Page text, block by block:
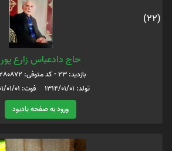
(22)
حاج دادعباس زارع پور
بازدید: 23 - کد متوفی: 6280872
تولد: 1314/01/01 فوت: 1401/01/01
ورود به صفحه یادبود